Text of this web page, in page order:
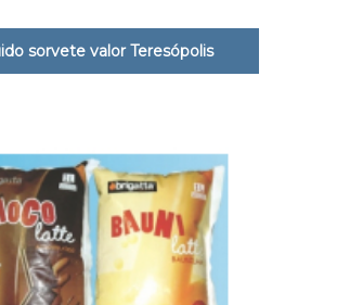
sorvete valor Teresópolis